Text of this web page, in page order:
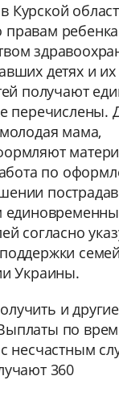
Курской
детях и их
получают
перечислены.
мама,
по
согласно
Украины.
и
по
несчастным
360